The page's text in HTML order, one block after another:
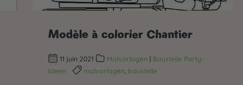
Modèle à colorier Chantier
11 juin 2021 Malvorlagen | Baustelle Party-
Ideen
malvorlagen, baustelle